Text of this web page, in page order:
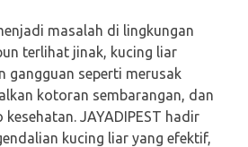
masalah di lingkungan
terlihat jinak, kucing liar
gangguan seperti merusak
kotoran sembarangan, dan
JAYADIPEST hadir
kucing liar yang efektif,